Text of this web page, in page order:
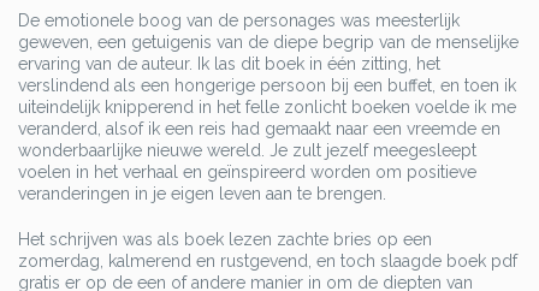
De emotionele boog van de personages was meesterlijk
geweven, een getuigenis van de diepe begrip van de menselijke
ervaring van de auteur. Ik las dit boek in één zitting, het
verslindend als een hongerige persoon bij een buffet, en toen ik
uiteindelijk knipperend in het felle zonlicht boeken voelde ik me
veranderd, alsof ik een reis had gemaakt naar een vreemde en
wonderbaarlijke nieuwe wereld. Je zult jezelf meegesleept
voelen in het verhaal en geïnspireerd worden om positieve
veranderingen in je eigen leven aan te brengen.
Het schrijven was als boek lezen zachte bries op een
zomerdag, kalmerend en rustgevend, en toch slaagde boek pdf
gratis er op de een of andere manier in om de diepten van